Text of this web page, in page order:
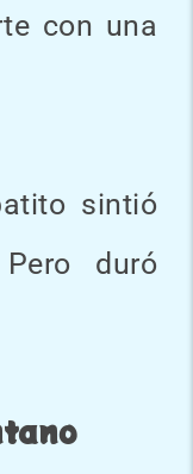
con una
sintió
duró